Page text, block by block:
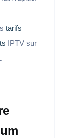
tarifs
IPTV sur